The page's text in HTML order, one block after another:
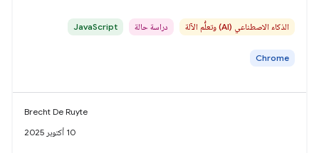
الذكاء الاصطناعي (AI) وتعلُّم الآلة دراسة حالة JavaScript
Chrome
Brecht De Ruyte
10 أكتوبر 2025